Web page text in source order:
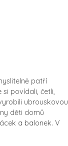
patří
povídali, četli,
ubrouskovou
děti domů
a balonek. V